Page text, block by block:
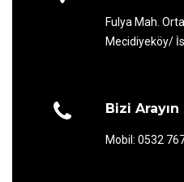
Fulya Mah.
Mecidiyeköy/
Bizi Arayın
Mobil: 0532